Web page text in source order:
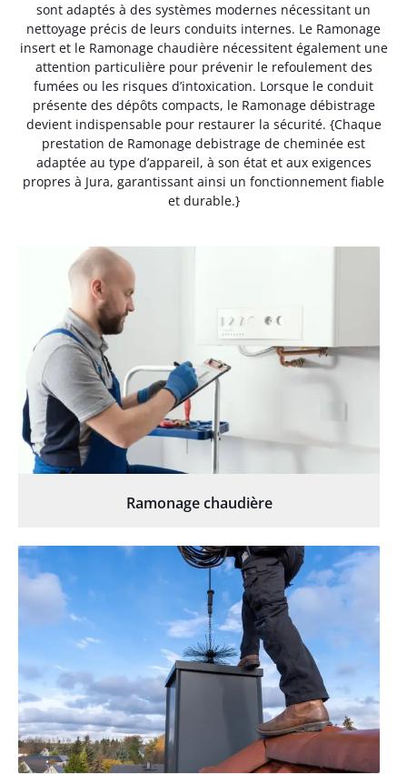
sont adaptés à des systèmes modernes nécessitant un
nettoyage précis de leurs conduits internes. Le Ramonage
insert et le Ramonage chaudière nécessitent également une
attention particulière pour prévenir le refoulement des
fumées ou les risques d’intoxication. Lorsque le conduit
présente des dépôts compacts, le Ramonage débistrage
devient indispensable pour restaurer la sécurité. {Chaque
prestation de Ramonage debistrage de cheminée est
adaptée au type d’appareil, à son état et aux exigences
propres à Jura, garantissant ainsi un fonctionnement fiable
et durable.}
Ramonage chaudière